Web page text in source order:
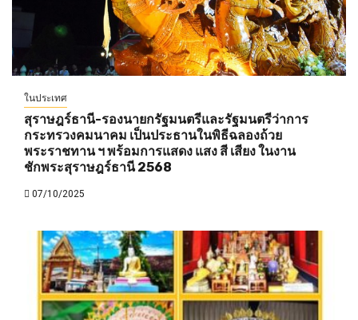
ในประเทศ
สุราษฎร์ธานี-รองนายกรัฐมนตรีและรัฐมนตรีว่าการ
กระทรวงคมนาคม เป็นประธานในพิธีฉลองถ้วย
พระราชทาน ฯ พร้อมการแสดง แสง สี เสียง ในงาน
ชักพระสุราษฎร์ธานี 2568
07/10/2025